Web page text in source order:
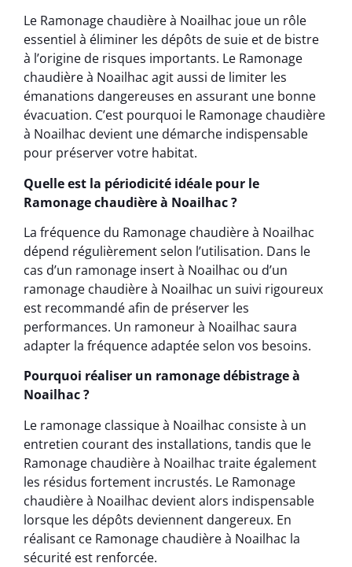
Le Ramonage chaudière à Noailhac joue un rôle
essentiel à éliminer les dépôts de suie et de bistre
à l’origine de risques importants. Le Ramonage
chaudière à Noailhac agit aussi de limiter les
émanations dangereuses en assurant une bonne
évacuation. C’est pourquoi le Ramonage chaudière
à Noailhac devient une démarche indispensable
pour préserver votre habitat.
Quelle est la périodicité idéale pour le
Ramonage chaudière à Noailhac ?
La fréquence du Ramonage chaudière à Noailhac
dépend régulièrement selon l’utilisation. Dans le
cas d’un ramonage insert à Noailhac ou d’un
ramonage chaudière à Noailhac un suivi rigoureux
est recommandé afin de préserver les
performances. Un ramoneur à Noailhac saura
adapter la fréquence adaptée selon vos besoins.
Pourquoi réaliser un ramonage débistrage à
Noailhac ?
Le ramonage classique à Noailhac consiste à un
entretien courant des installations, tandis que le
Ramonage chaudière à Noailhac traite également
les résidus fortement incrustés. Le Ramonage
chaudière à Noailhac devient alors indispensable
lorsque les dépôts deviennent dangereux. En
réalisant ce Ramonage chaudière à Noailhac la
sécurité est renforcée.